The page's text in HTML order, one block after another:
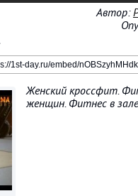
Автор:
Женский кроссфит.
женщин. Фитнес в зале